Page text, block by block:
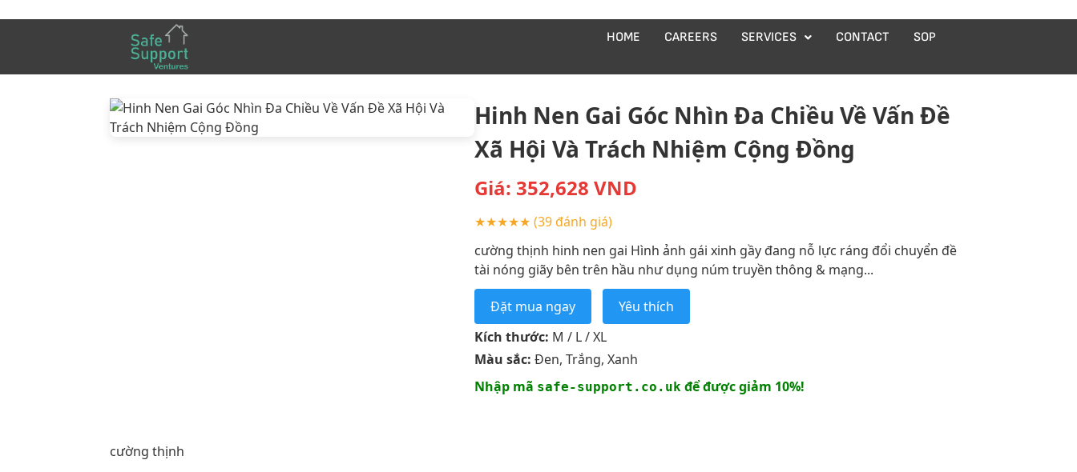
HOME CAREERS SERVICES CONTACT SOP
Hinh Nen Gai Góc Nhìn Đa Chiều Về Vấn Đề
Xã Hội Và Trách Nhiệm Cộng Đồng
Giá: 352,628 VND
★★★★★ (39 đánh giá)
cường thịnh hinh nen gai Hình ảnh gái xinh gầy đang nỗ lực ráng đổi chuyển đề
tài nóng giãy bên trên hầu như dụng núm truyền thông & mạng...
Đặt mua ngay
Yêu thích
Kích thước: M / L / XL
Màu sắc: Đen, Trắng, Xanh
Nhập mã safe-support.co.ukđể được giảm 10%!
cường thịnh